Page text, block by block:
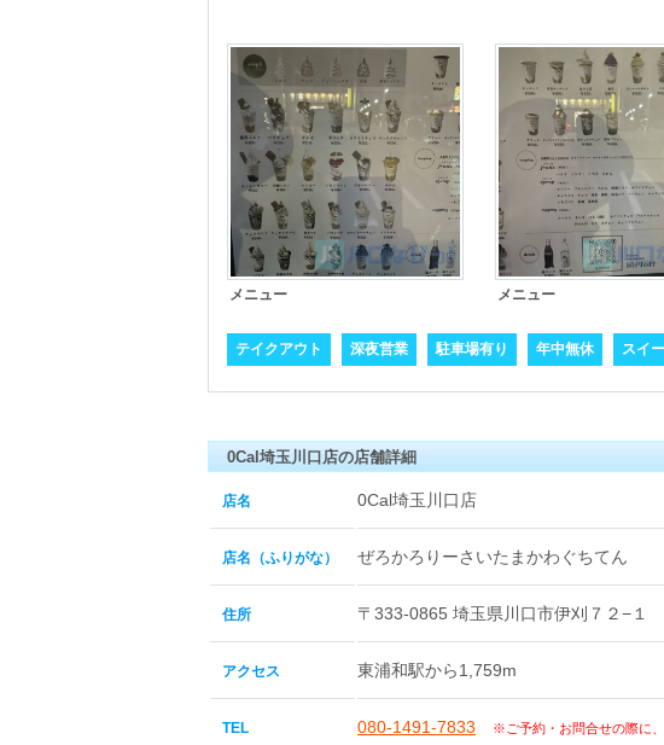
メニュー メニュー
テイクアウト 深夜営業 駐車場有り 年中無休 スイ
0Cal埼玉川口店の店舗詳細
店名 0Cal埼玉川口店
店名（ふりがな） ぜろかろりーさいたまかわぐちてん
住所 〒333-0865 埼玉県川口市伊刈７２−１
アクセス 東浦和駅から1,759m
TEL 080-1491-7833 ※ご予約・お問合せの際に